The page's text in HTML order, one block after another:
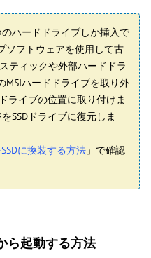
ハードドライブしか挿入で
ソフトウェアを使用して古
ティックや外部ハードドラ
MSIハードドライブを取り外
ライブの位置に取り付けま
SSDドライブに復元しま
に換装する方法 」で確認
ら起動する方法